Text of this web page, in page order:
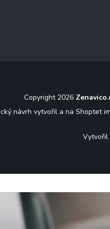
Copyright 2026
návrh vytvořil a na Shoptet
Vytvořil